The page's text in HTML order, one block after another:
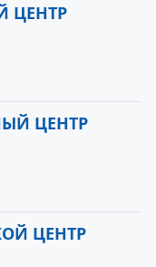
ЦЕНТР
ЦЕНТР
ЦЕНТР